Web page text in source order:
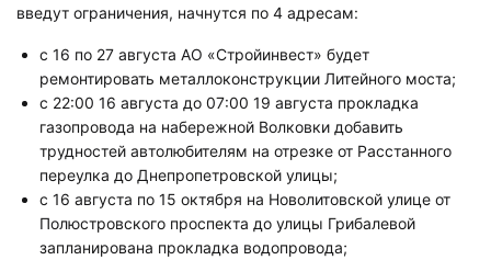
введут ограничения, начнутся по 4 адресам:
с 16 по 27 августа АО «Стройинвест» будет
ремонтировать металлоконструкции Литейного моста;
с 22:00 16 августа до 07:00 19 августа прокладка
газопровода на набережной Волковки добавить
трудностей автолюбителям на отрезке от Расстанного
переулка до Днепропетровской улицы;
с 16 августа по 15 октября на Новолитовской улице от
Полюстровского проспекта до улицы Грибалевой
запланирована прокладка водопровода;